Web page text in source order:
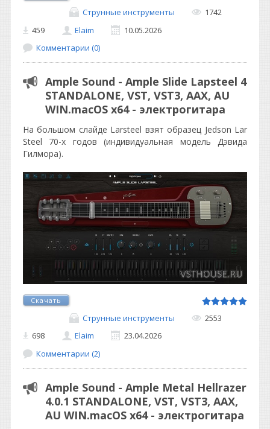
Струнные инструменты
1742
459
Elaim
10.05.2026
Комментарии (0)
Ample Sound - Ample Slide Lapsteel 4
STANDALONE, VST, VST3, ААХ, AU
WIN.macOS х64 - электрогитара
На большом слайде Larsteel взят образец Jedson Lar
Steel 70-х годов (индивидуальная модель Дэвида
Гилмора).
Скачать
Струнные инструменты
2553
698
Elaim
23.04.2026
Комментарии (2)
Ample Sound - Ample Metal Hellrazer
4.0.1 STANDALONE, VST, VST3, ААХ,
AU WIN.macOS х64 - электрогитара